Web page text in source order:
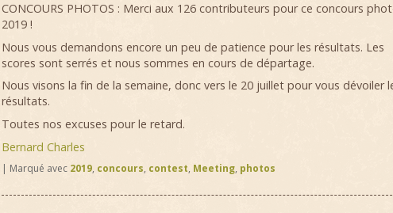
CONCOURS PHOTOS : Merci aux 126 contributeurs pour ce concours
2019 !
Nous vous demandons encore un peu de patience pour les résultats. Les
scores sont serrés et nous sommes en cours de départage.
Nous visons la fin de la semaine, donc vers le 20 juillet pour vous dévoiler
résultats.
Toutes nos excuses pour le retard.
Bernard Charles
| Marqué avec 2019, concours, contest, Meeting, photos